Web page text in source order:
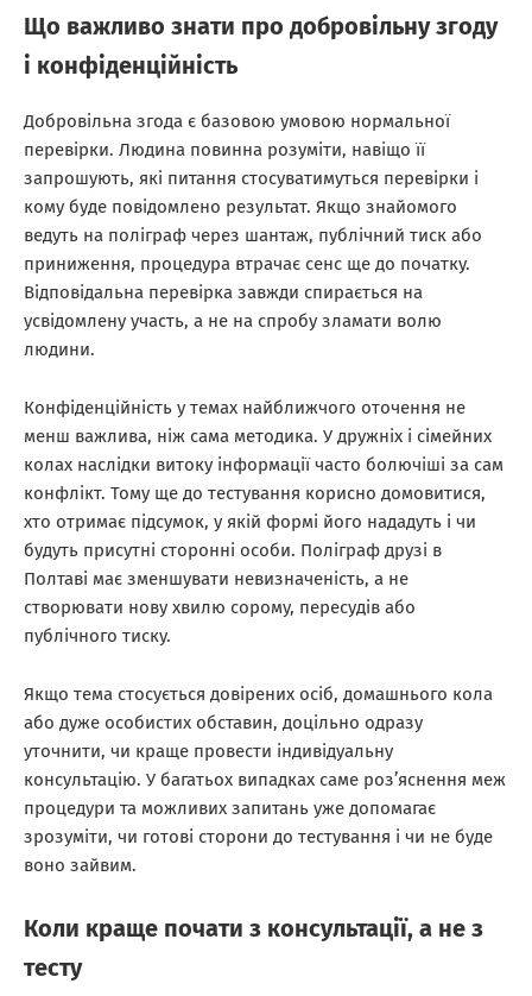
Що важливо знати про добровільну згоду
і конфіденційність
Добровільна згода є базовою умовою нормальної
перевірки. Людина повинна розуміти, навіщо її
запрошують, які питання стосуватимуться перевірки і
кому буде повідомлено результат. Якщо знайомого
ведуть на поліграф через шантаж, публічний тиск або
приниження, процедура втрачає сенс ще до початку.
Відповідальна перевірка завжди спирається на
усвідомлену участь, а не на спробу зламати волю
людини.
Конфіденційність у темах найближчого оточення не
менш важлива, ніж сама методика. У дружніх і сімейних
колах наслідки витоку інформації часто болючіші за сам
конфлікт. Тому ще до тестування корисно домовитися,
хто отримає підсумок, у якій формі його нададуть і чи
будуть присутні сторонні особи. Поліграф друзі в
Полтаві має зменшувати невизначеність, а не
створювати нову хвилю сорому, пересудів або
публічного тиску.
Якщо тема стосується довірених осіб, домашнього кола
або дуже особистих обставин, доцільно одразу
уточнити, чи краще провести індивідуальну
консультацію. У багатьох випадках саме роз’яснення меж
процедури та можливих запитань уже допомагає
зрозуміти, чи готові сторони до тестування і чи не буде
воно зайвим.
Коли краще почати з консультації, а не з
тесту